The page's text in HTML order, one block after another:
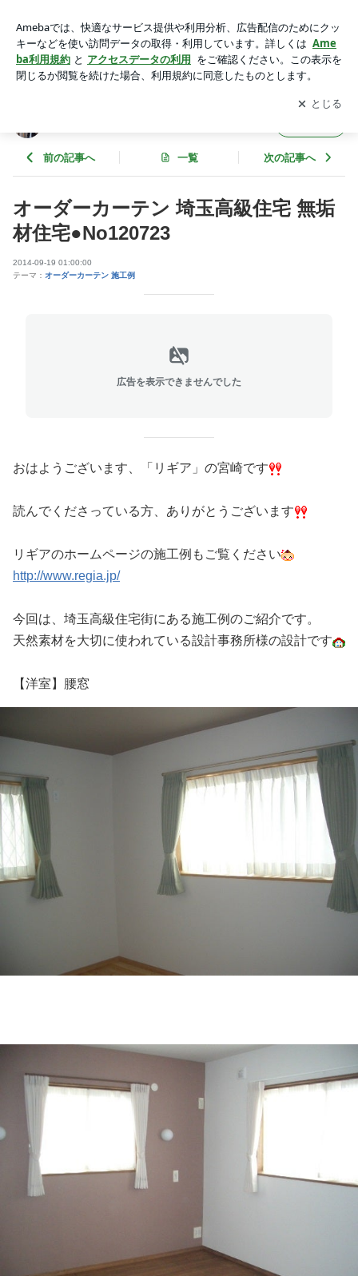
オーダーカーテン 施工事例
アプリをダウンロードして ブログの更新通知
を受け取りまし
ょう。
開く
前の記事へ 一覧 次の記事へ
オーダーカーテン 埼玉高級住宅 無垢
材住宅●No120723
2014-09-19 01:00:00
テーマ： オーダーカーテン 施工例
広告を表示できませんでした
おはようございます、「リギア」の宮崎です
読んでくださっている方、ありがとうございます
リギアのホームページの施工例もご覧ください
http://www.regia.jp/
今回は、埼玉高級住宅街にある施工例のご紹介です。
天然素材を大切に使われている設計事務所様の設計です
【洋室】腰窓